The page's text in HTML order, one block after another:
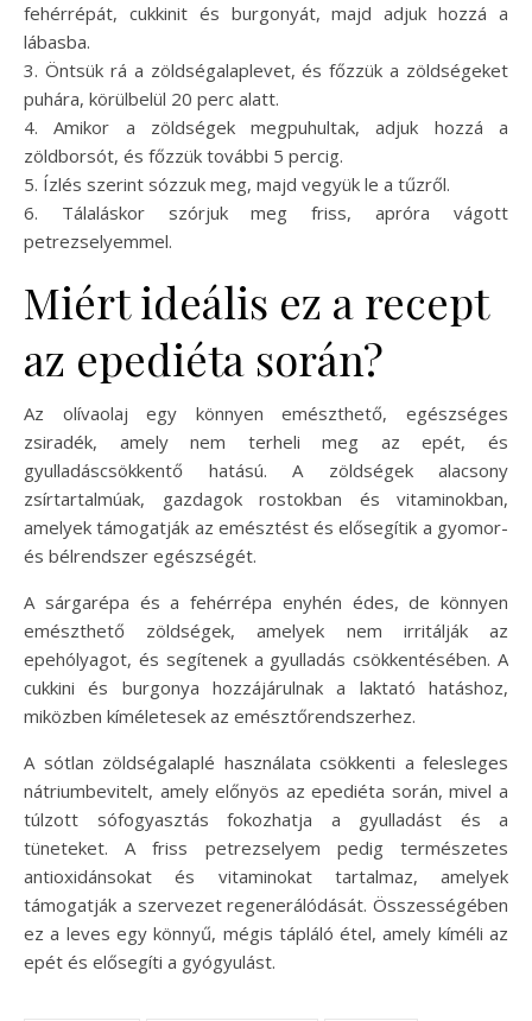
fehérrépát, cukkinit és burgonyát, majd adjuk hozzá a
lábasba.
3. Öntsük rá a zöldségalaplevet, és főzzük a zöldségeket
puhára, körülbelül 20 perc alatt.
4. Amikor a zöldségek megpuhultak, adjuk hozzá a
zöldborsót, és főzzük további 5 percig.
5. Ízlés szerint sózzuk meg, majd vegyük le a tűzről.
6. Tálaláskor szórjuk meg friss, apróra vágott
petrezselyemmel.
Miért ideális ez a recept
az epediéta során?
Az olívaolaj egy könnyen emészthető, egészséges
zsiradék, amely nem terheli meg az epét, és
gyulladáscsökkentő hatású. A zöldségek alacsony
zsírtartalmúak, gazdagok rostokban és vitaminokban,
amelyek támogatják az emésztést és elősegítik a gyomor-
és bélrendszer egészségét.
A sárgarépa és a fehérrépa enyhén édes, de könnyen
emészthető zöldségek, amelyek nem irritálják az
epehólyagot, és segítenek a gyulladás csökkentésében. A
cukkini és burgonya hozzájárulnak a laktató hatáshoz,
miközben kíméletesek az emésztőrendszerhez.
A sótlan zöldségalaplé használata csökkenti a felesleges
nátriumbevitelt, amely előnyös az epediéta során, mivel a
túlzott sófogyasztás fokozhatja a gyulladást és a
tüneteket. A friss petrezselyem pedig természetes
antioxidánsokat és vitaminokat tartalmaz, amelyek
támogatják a szervezet regenerálódását. Összességében
ez a leves egy könnyű, mégis tápláló étel, amely kíméli az
epét és elősegíti a gyógyulást.